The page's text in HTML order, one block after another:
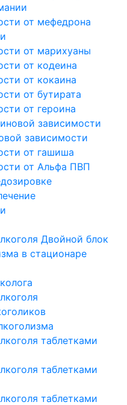
от мефедрона
от марихуаны
от кодеина
от кокаина
от бутирата
от героина
зависимости
зависимости
от гашиша
от Альфа ПВП
Двойной блок
в стационаре
таблетками
таблетками
таблетками